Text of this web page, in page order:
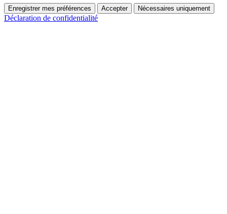
Enregistrer mes préférences Accepter Nécessaires uniquement
Déclaration de confidentialité